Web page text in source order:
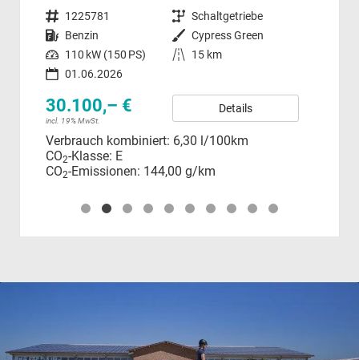
Fahrzeugnummer 1225781 Getriebe Schaltgetriebe
Kraftstoff Benzin Außenfarbe Cypress Green
Leistung 110 kW (150 PS) Kilometerstand
15 km
01.06.2026
30.100,– €
incl. 19% MwSt.
Details
Verbrauch kombiniert: 6,30 l/100km
CO2-Klasse: E
CO2-Emissionen: 144,00 g/km